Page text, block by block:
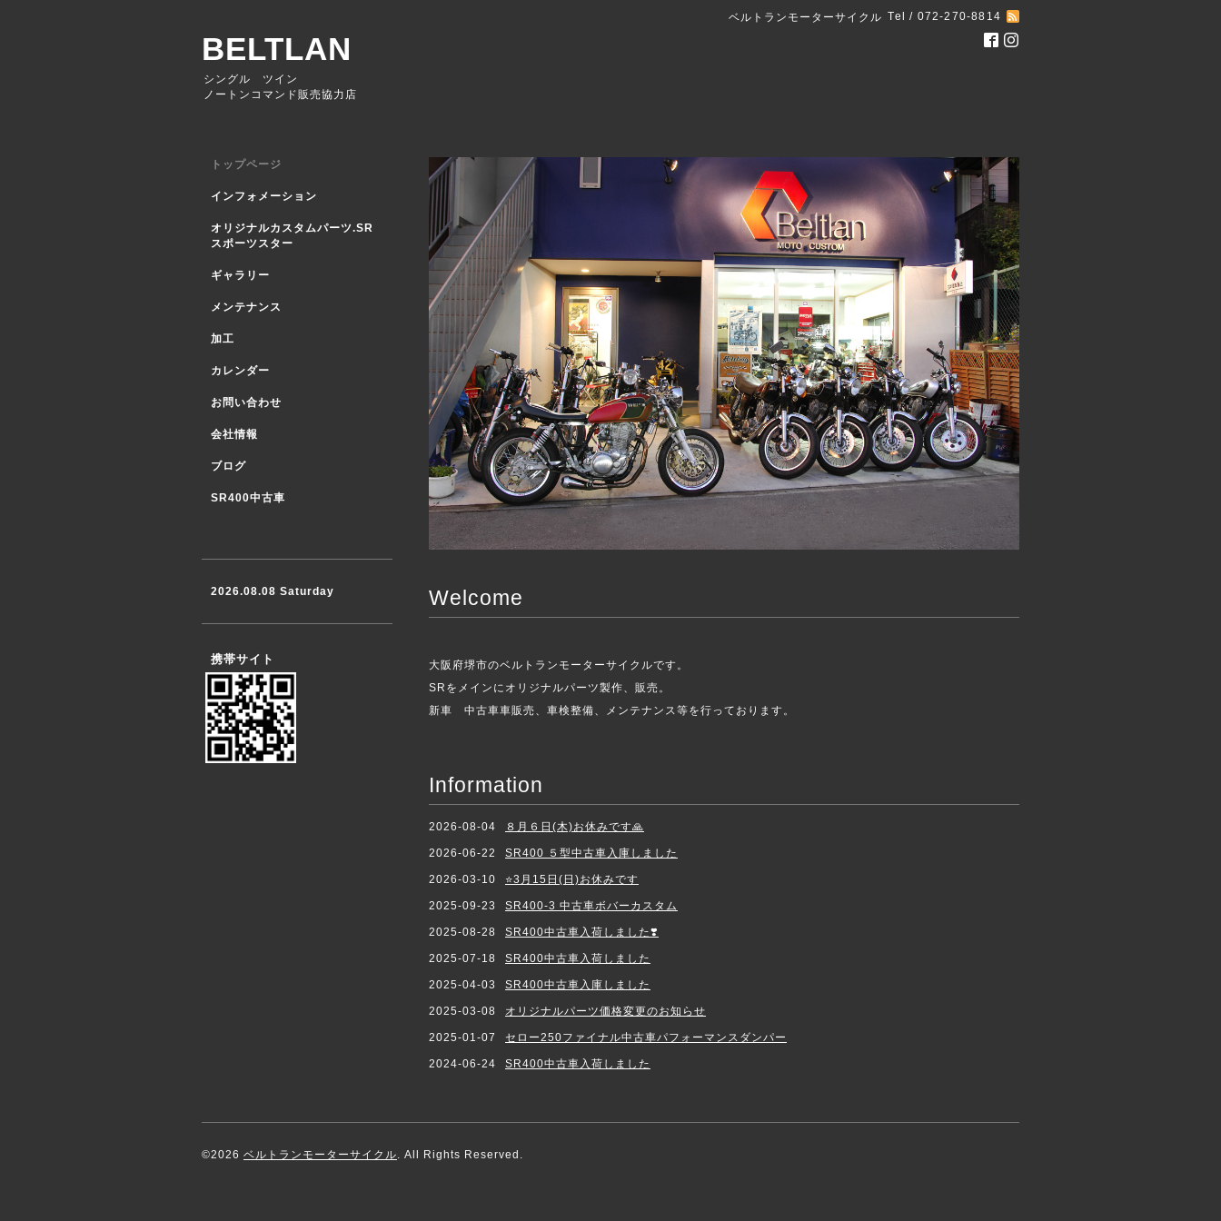
ベルトランモーターサイクル Tel / 072-270-8814
BELTLAN
シングル ツイン
ノートンコマンド販売協力店
Welcome
大阪府堺市のベルトランモーターサイクルです。
SRをメインにオリジナルパーツ製作、販売。
新車 中古車車販売、車検整備、メンテナンス等を行っております。
Information
2026-08-04 ８月６日(木)お休みです🙏
2026-06-22 SR400 ５型中古車入庫しました
2026-03-10 ⭐️3月15日(日)お休みです
2025-09-23 SR400-3 中古車ボバーカスタム
2025-08-28 SR400中古車入荷しました❣️
2025-07-18 SR400中古車入荷しました
2025-04-03 SR400中古車入庫しました
2025-03-08 オリジナルパーツ価格変更のお知らせ
2025-01-07 セロー250ファイナル中古車パフォーマンスダンパー
2024-06-24 SR400中古車入荷しました
トップページ
インフォメーション
オリジナルカスタムパーツ.SR
スポーツスター
ギャラリー
メンテナンス
加工
カレンダー
お問い合わせ
会社情報
ブログ
SR400中古車
2026.08.08 Saturday
携帯サイト
©2026 ベルトランモーターサイクル . All Rights Reserved.